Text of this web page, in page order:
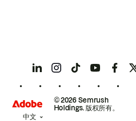
© 2026 Semrush
Holdings. 版权所有。
中文